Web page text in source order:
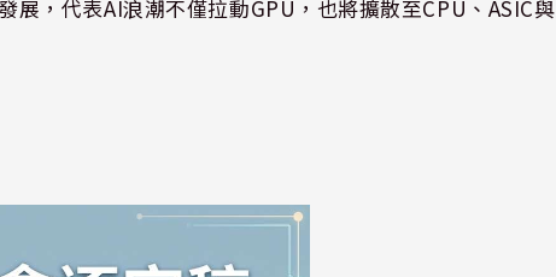
展，代表AI浪潮不僅拉動GPU，也將擴散至CPU、ASIC與